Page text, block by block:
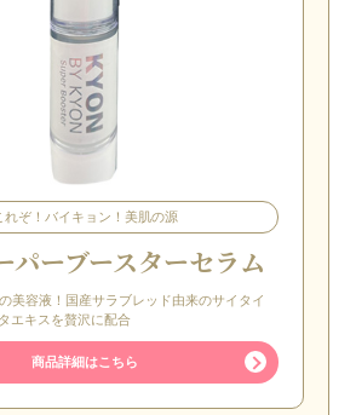
れぞ！バイキョン！美肌の源
パーブースターセラム
美容液！国産サラブレッド由来のサイタイ
エキスを贅沢に配合
商品詳細はこちら